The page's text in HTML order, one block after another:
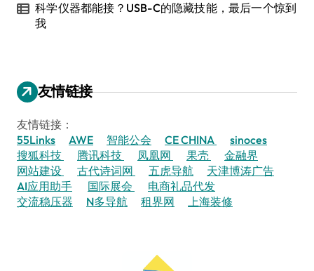
科学仪器都能接？USB-C的隐藏技能，最后一个惊到
我
友情链接
友情链接：
55Links
AWE 智能公会 CE CHINA
sinoces
搜狐科技
腾讯科技 凤凰网 果壳
金融界
网站建设
古代诗词网 五虎导航
天津博涛广告
AI应用助手
国际展会
电商礼品代发
交流稳压器
N多导航 租界网 上海装修